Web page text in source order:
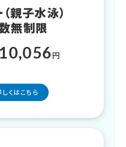
親子水泳）
無制限
10,056円
しくはこちら